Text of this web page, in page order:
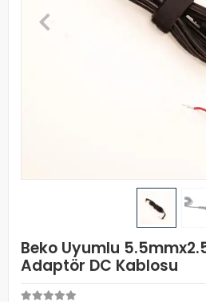
Beko Uyumlu
Adaptör DC Kablosu